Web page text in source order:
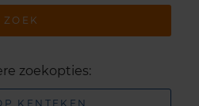
ZOEK
zoekopties:
KENTEKEN